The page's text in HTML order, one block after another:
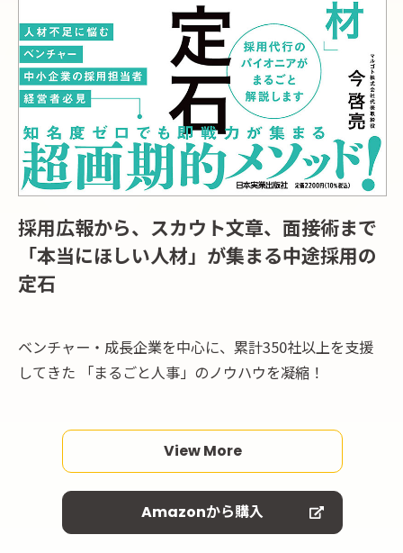
採用広報から、スカウト文章、面接術まで
「本当にほしい人材」が集まる中途採用の
定石
ベンチャー・成長企業を中心に、累計350社以上を支援
してきた 「まるごと人事」のノウハウを凝縮！
View More
Amazonから購入